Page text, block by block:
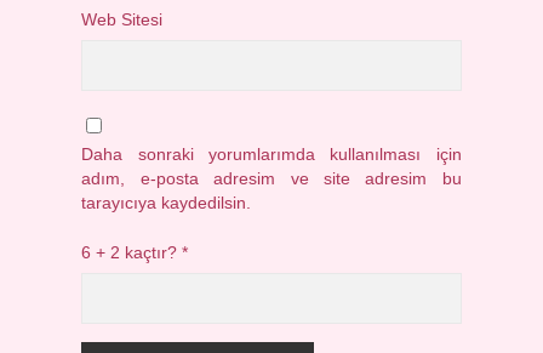
Web Sitesi
Daha sonraki yorumlarımda kullanılması için
adım, e-posta adresim ve site adresim bu
tarayıcıya kaydedilsin.
6 + 2 kaçtır?*